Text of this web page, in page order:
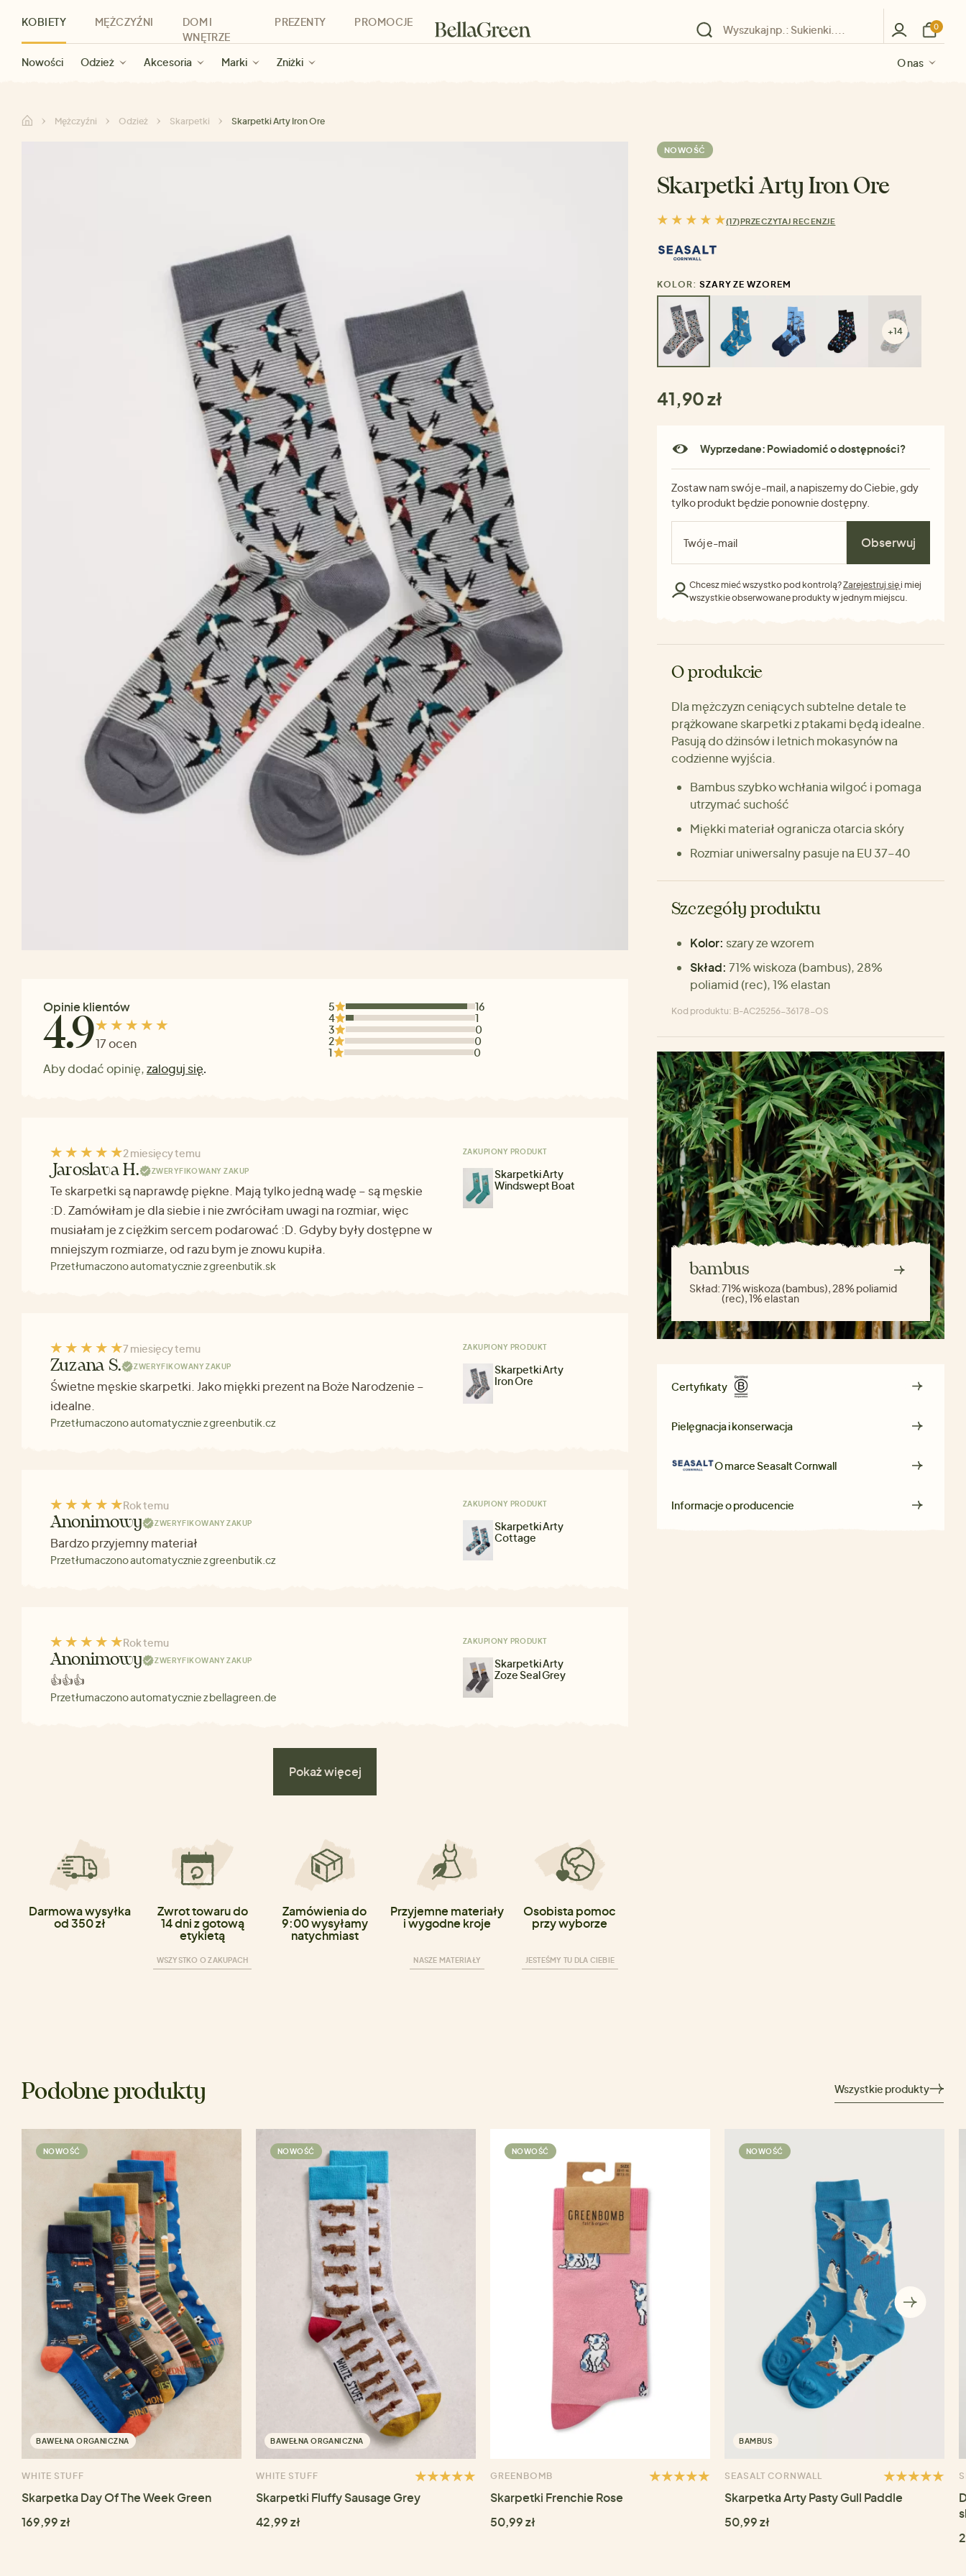
KOBIETY
Nowości Odzież Akcesoria Marki Zniżki O nas
MĘŻCZYŹNI
Nowości Odzież Marki Zniżki O nas
DOM I
WNĘTRZE
PREZENTY
Dla kobiet Dla mężczyzn Dla dzieci Dla wszystkich O nas
PROMOCJE
Wyprzedaż dla kobiet Wyprzedaż dla mężczyzn O nas
0
Mężczyźni Odzież Skarpetki Skarpetki Arty Iron Ore
Opinie klientów
4.917 ocen
Aby dodać opinię,zaloguj się.
5
16
4
1
3
0
2
0
1
0
2 miesięcy temu
Jaroslava H. ZWERYFIKOWANY ZAKUP
Te skarpetki są naprawdę piękne. Mają tylko jedną wadę – są męskie
:D. Zamówiłam je dla siebie i nie zwróciłam uwagi na rozmiar, więc
musiałam je z ciężkim sercem podarować :D. Gdyby były dostępne w
mniejszym rozmiarze, od razu bym je znowu kupiła.
Przetłumaczono automatycznie z greenbutik.sk
ZAKUPIONY PRODUKT
Skarpetki Arty
Windswept Boat
7 miesięcy temu
Zuzana S. ZWERYFIKOWANY ZAKUP
Świetne męskie skarpetki. Jako miękki prezent na Boże Narodzenie –
idealne.
Przetłumaczono automatycznie z greenbutik.cz
ZAKUPIONY PRODUKT
Skarpetki Arty
Iron Ore
Rok temu
Anonimowy ZWERYFIKOWANY ZAKUP
Bardzo przyjemny materiał
Przetłumaczono automatycznie z greenbutik.cz
ZAKUPIONY PRODUKT
Skarpetki Arty
Cottage
Rok temu
Anonimowy ZWERYFIKOWANY ZAKUP
👍👍👍
Przetłumaczono automatycznie z bellagreen.de
ZAKUPIONY PRODUKT
Skarpetki Arty
Zoze Seal Grey
Pokaż więcej
Darmowa wysyłka
od 350 zł
Zwrot towaru do
14 dni z gotową
etykietą
WSZYSTKO O ZAKUPACH
Zamówienia do
9:00 wysyłamy
natychmiast
Przyjemne materiały
i wygodne kroje
NASZE MATERIAŁY
Osobista pomoc
przy wyborze
JESTEŚMY TU DLA CIEBIE
NOWOŚĆ
Skarpetki Arty Iron Ore
(17)PRZECZYTAJ RECENZJE
KOLOR: SZARY ZE WZOREM
+14
41,90 zł
Wyprzedane: Powiadomić o dostępności?
Zostaw nam swój e-mail, a napiszemy do Ciebie, gdy
tylko produkt będzie ponownie dostępny.
Obserwuj
Chcesz mieć wszystko pod kontrolą?Zarejestruj sięi miej
wszystkie obserwowane produkty w jednym miejscu.
O produkcie
Dla mężczyzn ceniących subtelne detale te
prążkowane skarpetki z ptakami będą idealne.
Pasują do dżinsów i letnich mokasynów na
codzienne wyjścia.
Bambus szybko wchłania wilgoć i pomaga
utrzymać suchość
Miękki materiał ogranicza otarcia skóry
Rozmiar uniwersalny pasuje na EU 37–40
Szczegóły produktu
Kolor: szary ze wzorem
Skład: 71% wiskoza (bambus), 28%
poliamid (rec), 1% elastan
Kod produktu: B-AC25256-36178-OS
bambus
Skład:71% wiskoza (bambus), 28% poliamid
(rec), 1% elastan
Certyfikaty
Pielęgnacja i konserwacja
O marceSeasalt Cornwall
Informacje o producencie
Podobne produkty Wszystkie produkty
NOWOŚĆ
BAWEŁNA ORGANICZNA
WHITE STUFF
Skarpetka Day Of The Week Green
169,99 zł
NOWOŚĆ
BAWEŁNA ORGANICZNA
WHITE STUFF
Skarpetki Fluffy Sausage Grey
42,99 zł
NOWOŚĆ
GREENBOMB
Skarpetki Frenchie Rose
50,99 zł
NOWOŚĆ
BAMBUS
SEASALT CORNWALL
Skarpetka Arty Pasty Gull Paddle
50,99 zł